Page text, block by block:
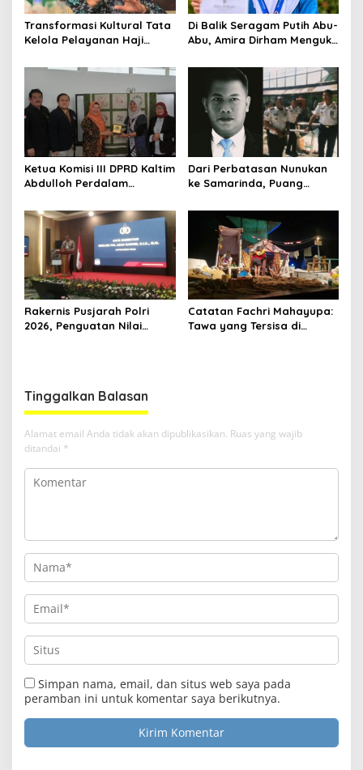
Transformasi Kultural Tata
Kelola Pelayanan Haji
Di Balik Seragam Putih Abu-
Abu, Amira Dirham Mengukir
Nasional
Ketua Komisi III DPRD Kaltim
Abdulloh Perdalam
Bangku Doktoral
Dari Perbatasan Nunukan
ke Samarinda, Puang
Ruang Harapan
Rakernis Pusjarah Polri
2026, Penguatan Nilai
Catatan Fachri Mahayupa:
Tawa yang Tersisa di
Tinggalkan Balasan
Alamat email Anda tidak akan dipublikasikan. Ruas yang wajib
ditandai *
Simpan nama, email, dan situs web saya pada
peramban ini untuk komentar saya berikutnya.
Media Satya News
Masukkan Email Anda Untuk Mendapatkan Berita
Terupdate MEDIASATYA.CO.ID
Your johnsmith@example.com
Submit